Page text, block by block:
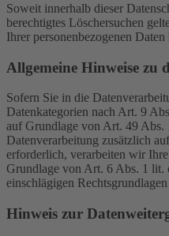
Soweit innerhalb dieser
berechtigtes Löschersuchen
Ihrer personenbezogenen
Allgemeine Hinweise zu
Sofern Sie in die
Datenkategorien nach Art. 9
auf Grundlage von Art. 49
Datenverarbeitung zusätzlich
erforderlich, verarbeiten wir
Grundlage von Art. 6 Abs. 1 lit.
einschlägigen
Hinweis zur